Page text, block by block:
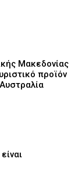
Μακεδονίας
προϊόν